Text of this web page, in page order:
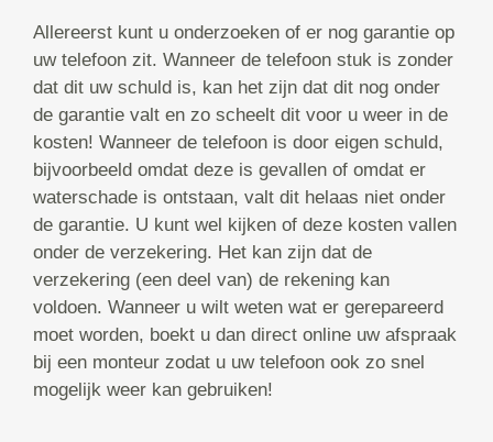
Allereerst kunt u onderzoeken of er nog garantie op
uw telefoon zit. Wanneer de telefoon stuk is zonder
dat dit uw schuld is, kan het zijn dat dit nog onder
de garantie valt en zo scheelt dit voor u weer in de
kosten! Wanneer de telefoon is door eigen schuld,
bijvoorbeeld omdat deze is gevallen of omdat er
waterschade is ontstaan, valt dit helaas niet onder
de garantie. U kunt wel kijken of deze kosten vallen
onder de verzekering. Het kan zijn dat de
verzekering (een deel van) de rekening kan
voldoen. Wanneer u wilt weten wat er gerepareerd
moet worden, boekt u dan direct online uw afspraak
bij een monteur zodat u uw telefoon ook zo snel
mogelijk weer kan gebruiken!